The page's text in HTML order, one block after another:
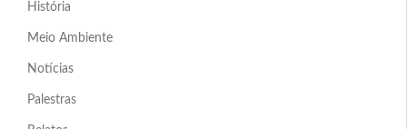
História
Meio Ambiente
Notícias
Palestras